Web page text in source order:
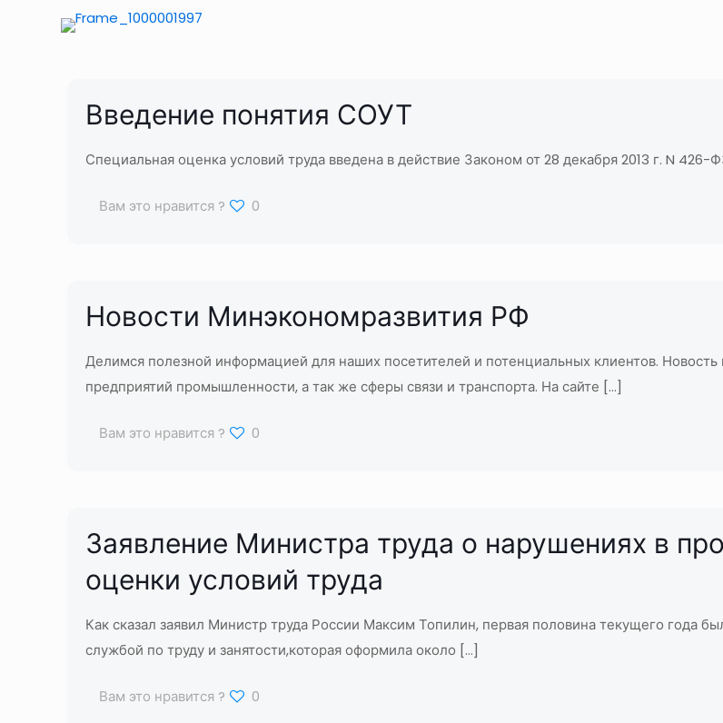
Введение понятия СОУТ
Специальная оценка условий труда введена в действие Законом от 28 декабря 2013 г. N 426-
Вам это нравится ? 0
Новости Минэкономразвития РФ
Делимся полезной информацией для наших посетителей и потенциальных клиентов.
предприятий промышленности, а так же сферы связи и транспорта. На сайте […]
Вам это нравится ? 0
Заявление Министра труда о нарушениях в
оценки условий труда
Как сказал заявил Министр труда России Максим Топилин, первая половина текущего года
службой по труду и занятости,которая оформила около […]
Вам это нравится ? 0